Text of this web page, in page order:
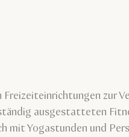
Freizeiteinrichtungen
ausgestatteten
mit Yogastunden und